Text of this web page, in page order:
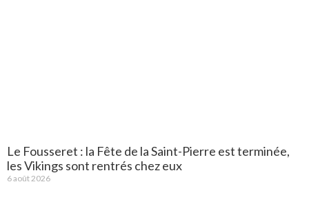
Le Fousseret : la Fête de la Saint-Pierre est terminée,
les Vikings sont rentrés chez eux
6 août 2026